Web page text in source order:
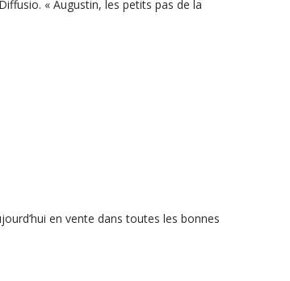
« Augustin, les petits pas de la
en vente dans toutes les bonnes